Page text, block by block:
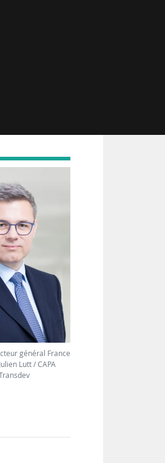
général France
Lutt / CAPA